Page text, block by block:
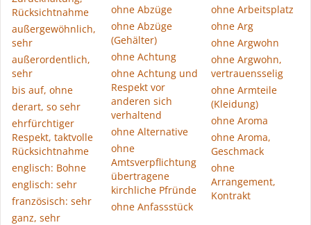
Rücksichtnahme
außergewöhnlich,
sehr
außerordentlich,
sehr
bis auf, ohne
derart, so sehr
ehrfürchtiger
Respekt, taktvolle
Rücksichtnahme
englisch: Bohne
englisch: sehr
französisch: sehr
ganz, sehr
ohne Abzüge
ohne Abzüge
(Gehälter)
ohne Achtung
ohne Achtung und
Respekt vor
anderen sich
verhaltend
ohne Alternative
ohne
Amtsverpflichtung
übertragene
kirchliche Pfründe
ohne Anfassstück
ohne Arbeitsplatz
ohne Arg
ohne Argwohn
ohne Argwohn,
vertrauensselig
ohne Armteile
(Kleidung)
ohne Aroma
ohne Aroma,
Geschmack
ohne
Arrangement,
Kontrakt